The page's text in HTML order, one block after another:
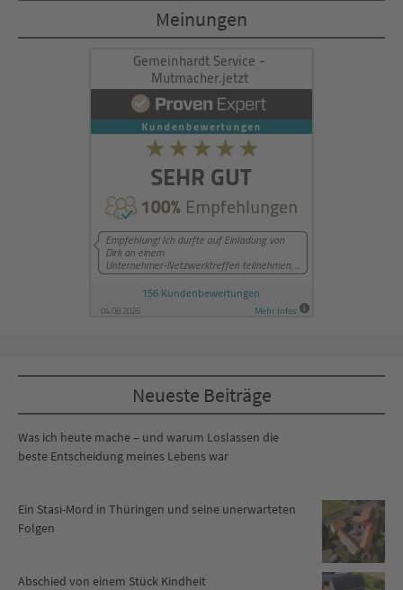
powered byUsercentrics Consent
Management Platform&eRecht24
Meinungen
Neueste Beiträge
Was ich heute mache – und warum Loslassen die
beste Entscheidung meines Lebens war
Ein Stasi-Mord in Thüringen und seine unerwarteten
Folgen
Abschied von einem Stück Kindheit